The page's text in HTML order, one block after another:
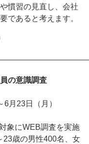
慣習の見直し、会社
であると考えます。
の意識調査
月23日（月）
象にWEB調査を実施
23歳の男性400名、女